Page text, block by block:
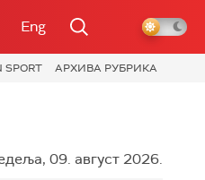
Eng
SPORT АРХИВА РУБРИКА
09. август 2026.